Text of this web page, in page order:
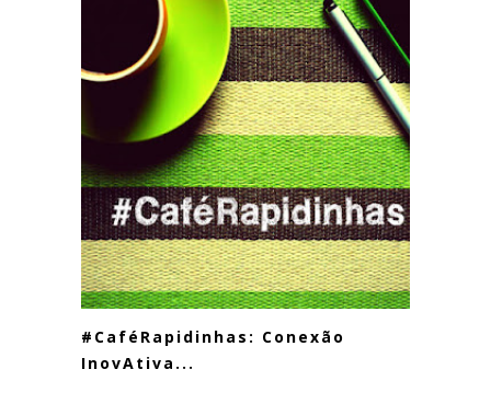
#CaféRapidinhas: Conexão
InovAtiva...